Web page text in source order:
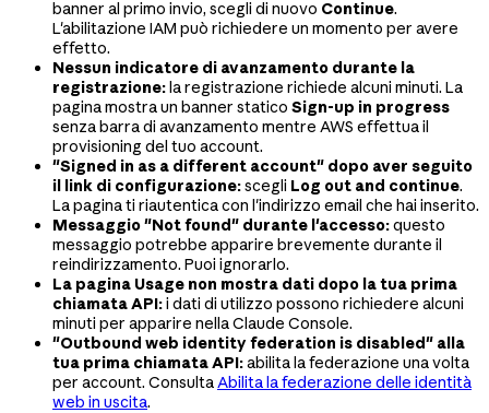
banner al primo invio, scegli di nuovo Continue.
L'abilitazione IAM può richiedere un momento per avere
effetto.
Nessun indicatore di avanzamento durante la
registrazione:la registrazione richiede alcuni minuti. La
pagina mostra un banner statico Sign-up in progress
senza barra di avanzamento mentre AWS effettua il
provisioning del tuo account.
"Signed in as a different account" dopo aver seguito
il link di configurazione:scegli Log out and continue.
La pagina ti riautentica con l'indirizzo email che hai inserito.
Messaggio "Not found" durante l'accesso:questo
messaggio potrebbe apparire brevemente durante il
reindirizzamento. Puoi ignorarlo.
La pagina Usage non mostra dati dopo la tua prima
chiamata API:i dati di utilizzo possono richiedere alcuni
minuti per apparire nella Claude Console.
"Outbound web identity federation is disabled" alla
tua prima chiamata API:abilita la federazione una volta
per account. ConsultaAbilita la federazione delle identità
web in uscita.